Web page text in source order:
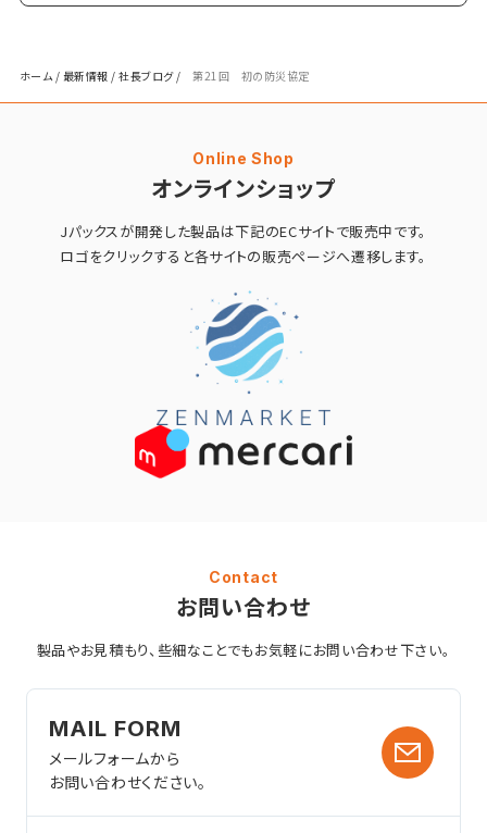
ホーム/ 最新情報 /社長ブログ/ 第21回 初の防災協定
Online Shop
オンラインショップ
Jパックスが開発した製品は下記のECサイトで販売中です。
ロゴをクリックすると各サイトの販売ページへ遷移します。
Contact
お問い合わせ
製品やお見積もり、些細なことでもお気軽にお問い合わせ下さい。
MAIL FORM
メールフォームから
お問い合わせください。